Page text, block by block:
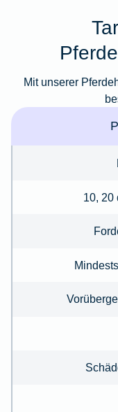
Mit unserer
10, 20